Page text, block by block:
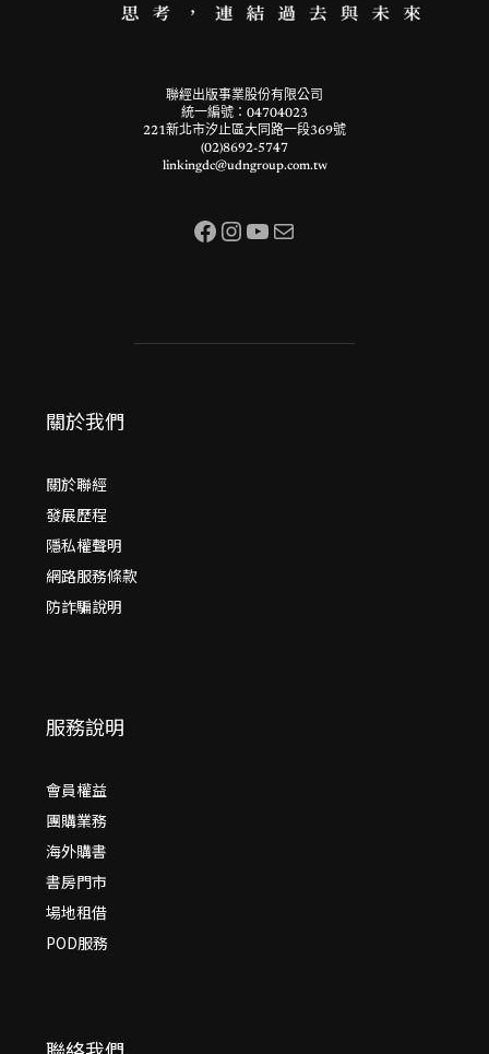
聯經出版事業股份有限公司
統一編號：04704023
221新北市汐止區大同路一段369號
(02)8692-5747
linkingdc@udngroup.com.tw
Facebook InstagramYouTube 電子郵件
關於我們
關於聯經
發展歷程
隱私權聲明
網路服務條款
防詐騙說明
服務說明
會員權益
團購業務
海外購書
書房門市
場地租借
POD服務